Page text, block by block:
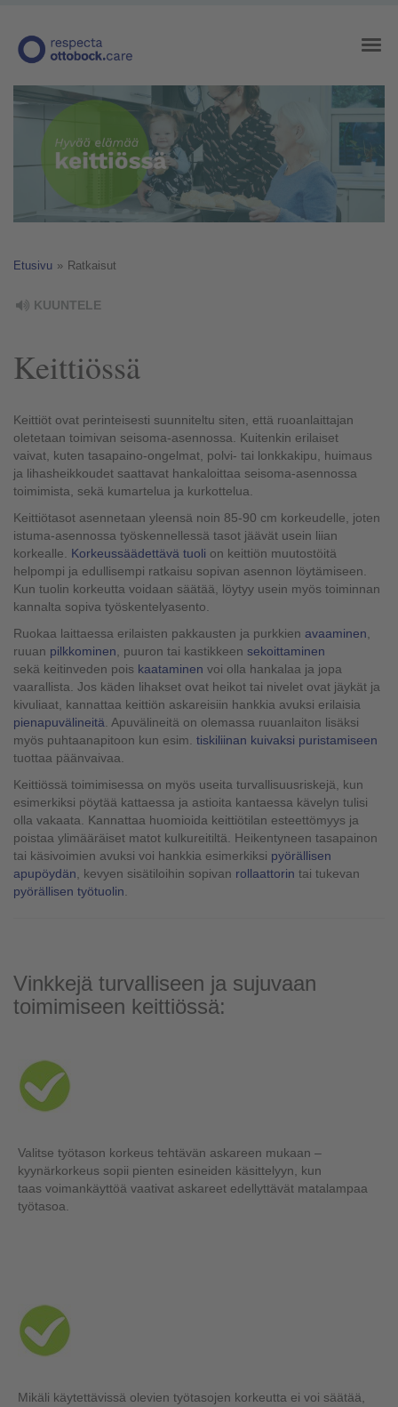
Etusivu » Ratkaisut
KUUNTELE
Keittiössä
Keittiöt ovat perinteisesti suunniteltu siten, että ruoanlaittajan
oletetaan toimivan seisoma-asennossa. Kuitenkin erilaiset
vaivat, kuten tasapaino-ongelmat, polvi- tai lonkkakipu, huimaus
ja lihasheikkoudet saattavat hankaloittaa seisoma-asennossa
toimimista, sekä kumartelua ja kurkottelua.
Keittiötasot asennetaan yleensä noin 85-90 cm korkeudelle, joten
istuma-asennossa työskennellessä tasot jäävät usein liian
korkealle. Korkeussäädettävä tuoli on keittiön muutostöitä
helpompi ja edullisempi ratkaisu sopivan asennon löytämiseen.
Kun tuolin korkeutta voidaan säätää, löytyy usein myös toiminnan
kannalta sopiva työskentelyasento.
Ruokaa laittaessa erilaisten pakkausten ja purkkien avaaminen
ruuan pilkkominen , puuron tai kastikkeen sekoittaminen
sekä keitinveden pois kaataminen voi olla hankalaa ja jopa
vaarallista. Jos käden lihakset ovat heikot tai nivelet ovat jäykät ja
kivuliaat, kannattaa keittiön askareisiin hankkia avuksi erilaisia
pienapuvälineitä . Apuvälineitä on olemassa ruuanlaiton lisäksi
myös puhtaanapitoon kun esim. tiskiliinan kuivaksi puristamiseen
tuottaa päänvaivaa.
Keittiössä toimimisessa on myös useita turvallisuusriskejä, kun
esimerkiksi pöytää kattaessa ja astioita kantaessa kävelyn tulisi
olla vakaata. Kannattaa huomioida keittiötilan esteettömyys ja
poistaa ylimääräiset matot kulkureitiltä. Heikentyneen tasapainon
tai käsivoimien avuksi voi hankkia esimerkiksi pyörällisen
apupöydän , kevyen sisätiloihin sopivan rollaattorin tai tukevan
pyörällisen työtuolin
Vinkkejä turvalliseen ja sujuvaan
toimimiseen keittiössä:
Valitse työtason korkeus tehtävän askareen mukaan –
kyynärkorkeus sopii pienten esineiden käsittelyyn, kun
taas voimankäyttöä vaativat askareet edellyttävät matalampaa
työtasoa.
Mikäli käytettävissä olevien työtasojen korkeutta ei voi säätää,